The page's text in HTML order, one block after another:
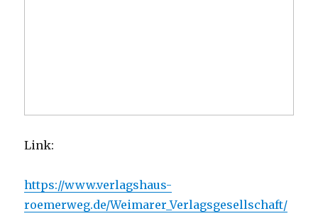
Link:
https://www.verlagshaus-
roemerweg.de/Weimarer_Verlagsgesellschaft/